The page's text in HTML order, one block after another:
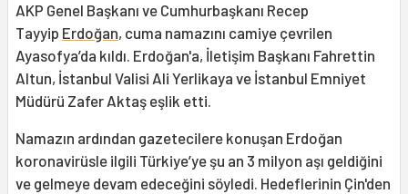
AKP Genel Başkanı ve Cumhurbaşkanı Recep
Tayyip Erdoğan, cuma namazını camiye çevrilen
Ayasofya’da kıldı. Erdoğan'a, İletişim Başkanı Fahrettin
Altun, İstanbul Valisi Ali Yerlikaya ve İstanbul Emniyet
Müdürü Zafer Aktaş eşlik etti.
Namazın ardından gazetecilere konuşan Erdoğan
koronavirüsle ilgili Türkiye’ye şu an 3 milyon aşı geldiğini
ve gelmeye devam edeceğini söyledi. Hedeflerinin Çin'den